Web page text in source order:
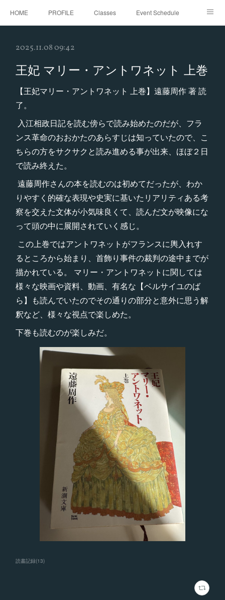
HOME PROFILE Classes Event Schedule
2025.11.08 09:42
王妃 マリー・アントワネット 上巻
【王妃マリー・アントワネット 上巻】遠藤周作 著 読
了。
入江相政日記を読む傍らで読み始めたのだが、フラ
ンス革命のおおかたのあらすじは知っていたので、こ
ちらの方をサクサクと読み進める事が出来、ほぼ２日
で読み終えた。
遠藤周作さんの本を読むのは初めてだったが、わか
りやすく的確な表現や史実に基いたリアリティある考
察を交えた文体が小気味良くて、読んだ文が映像にな
って頭の中に展開されていく感じ。
この上巻ではアントワネットがフランスに輿入れす
るところから始まり、首飾り事件の裁判の途中までが
描かれている。 マリー・アントワネットに関しては
様々な映画や資料、動画、有名な【ベルサイユのば
ら】も読んでいたのでその通りの部分と意外に思う解
釈など、様々な視点で楽しめた。
下巻も読むのが楽しみだ。
読書記録(13)